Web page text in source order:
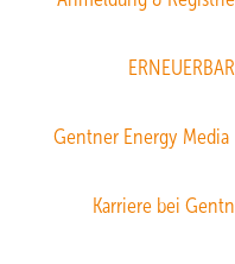
Gentner Energy Media
Karriere bei